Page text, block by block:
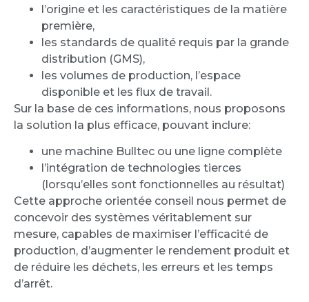
l’origine et les caractéristiques de la matière
première,
les standards de qualité requis par la grande
distribution (GMS),
les volumes de production, l’espace
disponible et les flux de travail.
Sur la base de ces informations, nous proposons
la solution la plus efficace, pouvant inclure:
une machine Bulltec ou une ligne complète
l’intégration de technologies tierces
(lorsqu’elles sont fonctionnelles au résultat)
Cette approche orientée conseil nous permet de
concevoir des systèmes véritablement sur
mesure, capables de maximiser l’efficacité de
production, d’augmenter le rendement produit et
de réduire les déchets, les erreurs et les temps
d’arrêt.